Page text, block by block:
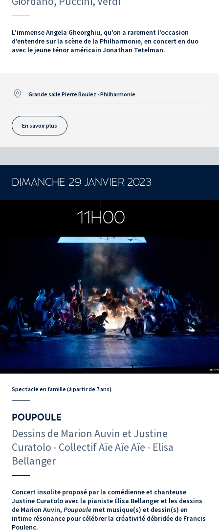
L’immense Angela Gheorghiu, qu’on a rarement l’occasion
d’entendre sur la scène de la Philharmonie, en concert en duo
avec le jeune ténor américain Jonathan Tetelman.
Grande salle Pierre Boulez - Philharmonie
En savoir plus
DIMANCHE 29 JANVIER 2023
11H00
Spectacle en famille (à partir de 7 ans)
POUPOULE
Dessins de Marion Auvin et Justine
Curatolo - Collectif Aïe Aïe Aïe - Elisa
Bellanger
Concert insolite proposé par la comédienne et chanteuse
Justine Curatolo avec la pianiste Élisa Bellanger et les dessins
de Marion Auvin, Poupoule met musique(s) et dessin(s) en
intime résonance pour célébrer la créativité débridée de Francis
Poulenc.